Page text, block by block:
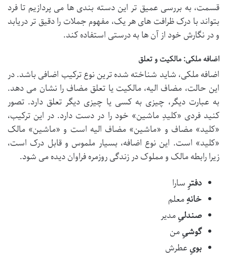
قسمت، به بررسی عمیق تر این دسته بندی ها می پردازیم تا فرد
بتواند با درک ظرافت های هر یک، مفهوم جملات را دقیق تر دریابد
و در نگارش خود از آن ها به درستی استفاده کند.
اضافه ملکی: مالکیت و تعلق
اضافه ملکی، شاید شناخته شده ترین نوع ترکیب اضافی باشد. در
این حالت، مضاف الیه، مالکیت یا تعلق مضاف را نشان می دهد.
به عبارت دیگر، چیزی به کسی یا چیزی دیگر تعلق دارد. تصور
کنید فردی «کلیدِ ماشین» خود را در دست دارد. در این ترکیب،
«کلید» مضاف و «ماشین» مضاف الیه است و «ماشین» مالک
«کلید» است. این نوع اضافه، بسیار ملموس و قابل درک است،
زیرا رابطه مالک و مملوک در زندگی روزمره فراوان دیده می شود.
دفترِ سارا
خانهِمعلم
صندلیِمدیر
گوشیِمن
بویِ عطرش